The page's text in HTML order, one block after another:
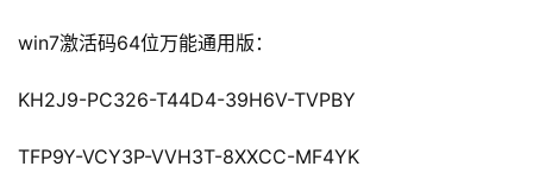
win7激活码64位万能通用版：
KH2J9-PC326-T44D4-39H6V-TVPBY
TFP9Y-VCY3P-VVH3T-8XXCC-MF4YK